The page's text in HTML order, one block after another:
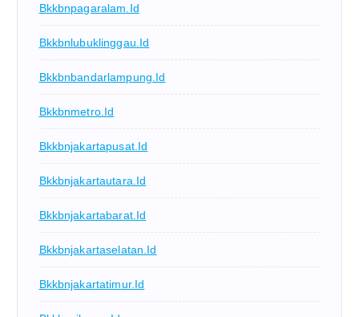
Bkkbnpagaralam.id
Bkkbnlubuklinggau.id
Bkkbnbandarlampung.id
Bkkbnmetro.id
Bkkbnjakartapusat.id
Bkkbnjakartautara.id
Bkkbnjakartabarat.id
Bkkbnjakartaselatan.id
Bkkbnjakartatimur.id